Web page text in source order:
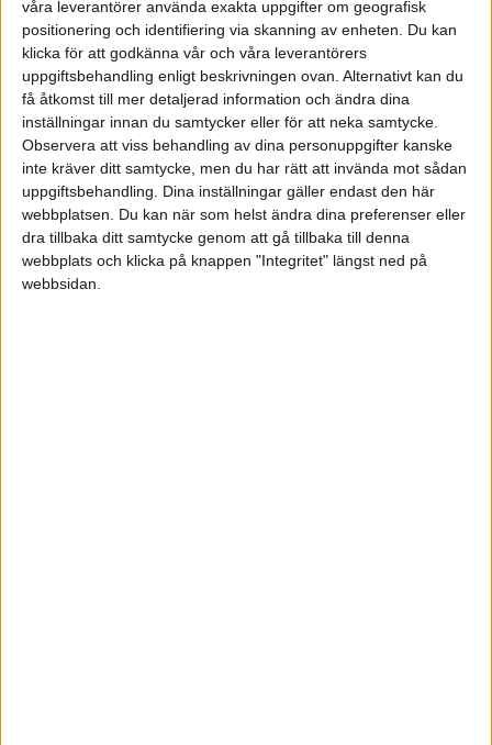
våra leverantörer använda exakta uppgifter om geografisk
positionering och identifiering via skanning av enheten. Du kan
klicka för att godkänna vår och våra leverantörers
uppgiftsbehandling enligt beskrivningen ovan. Alternativt kan du
få åtkomst till mer detaljerad information och ändra dina
inställningar innan du samtycker eller för att neka samtycke.
Observera att viss behandling av dina personuppgifter kanske
inte kräver ditt samtycke, men du har rätt att invända mot sådan
uppgiftsbehandling. Dina inställningar gäller endast den här
webbplatsen. Du kan när som helst ändra dina preferenser eller
dra tillbaka ditt samtycke genom att gå tillbaka till denna
webbplats och klicka på knappen "Integritet" längst ned på
webbsidan.
Har en kund som beställt produkter som ännu ej
är hämtade efter 6 månader. Produkterna i går ej
i vårt ordinarie sortiment och kräver daglig
skötsel.
Vi har inte möjlighet att förvara dessa längre.
längre. Beställningen gjord via mail/telefon.
Kund har ännu inte annullerat beställningen och
blivit påminnd att hämta minst 10ggr.
Har jag som säljare någon rätt till ersättning?